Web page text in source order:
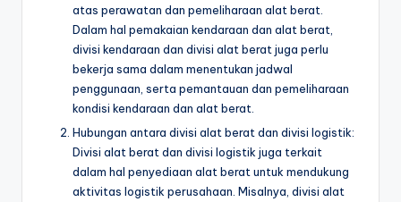
atas perawatan dan pemeliharaan alat berat.
Dalam hal pemakaian kendaraan dan alat berat,
divisi kendaraan dan divisi alat berat juga perlu
bekerja sama dalam menentukan jadwal
penggunaan, serta pemantauan dan pemeliharaan
kondisi kendaraan dan alat berat.
Hubungan antara divisi alat berat dan divisi logistik:
Divisi alat berat dan divisi logistik juga terkait
dalam hal penyediaan alat berat untuk mendukung
aktivitas logistik perusahaan. Misalnya, divisi alat